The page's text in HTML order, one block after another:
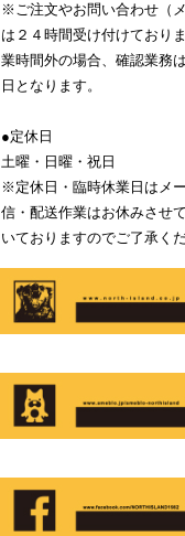
※ご注文やお問い合わせ（メ
は２４時間受け付けており
業時間外の場合、確認業務
日となります。
●定休日
土曜・日曜・祝日
※定休日・臨時休業日はメ
信・配送作業はお休みさせ
いておりますのでご了承くだ